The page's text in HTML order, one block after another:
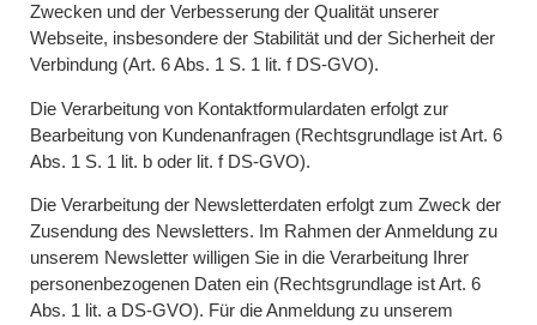
Zwecken und der Verbesserung der Qualität unserer
Webseite, insbesondere der Stabilität und der Sicherheit der
Verbindung (Art. 6 Abs. 1 S. 1 lit. f DS-GVO).
Die Verarbeitung von Kontaktformulardaten erfolgt zur
Bearbeitung von Kundenanfragen (Rechtsgrundlage ist Art. 6
Abs. 1 S. 1 lit. b oder lit. f DS-GVO).
Die Verarbeitung der Newsletterdaten erfolgt zum Zweck der
Zusendung des Newsletters. Im Rahmen der Anmeldung zu
unserem Newsletter willigen Sie in die Verarbeitung Ihrer
personenbezogenen Daten ein (Rechtsgrundlage ist Art. 6
Abs. 1 lit. a DS-GVO). Für die Anmeldung zu unserem